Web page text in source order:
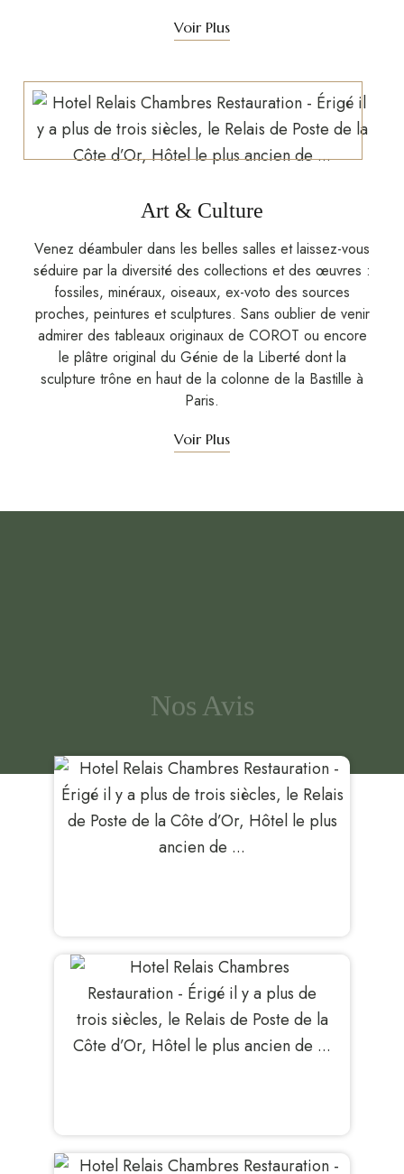
Voir Plus
Art & Culture
Venez déambuler dans les belles salles et laissez-vous
séduire par la diversité des collections et des œuvres :
fossiles, minéraux, oiseaux, ex-voto des sources
proches, peintures et sculptures. Sans oublier de venir
admirer des tableaux originaux de COROT ou encore
le plâtre original du Génie de la Liberté dont la
sculpture trône en haut de la colonne de la Bastille à
Paris.
Voir Plus